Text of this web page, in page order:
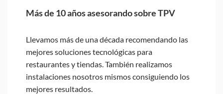
Más de 10 años asesorando sobre TPV
Llevamos más de una década recomendando las
mejores soluciones tecnológicas para
restaurantes y tiendas. También realizamos
instalaciones nosotros mismos consiguiendo los
mejores resultados.